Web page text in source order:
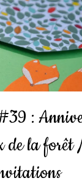
:
de la forêt